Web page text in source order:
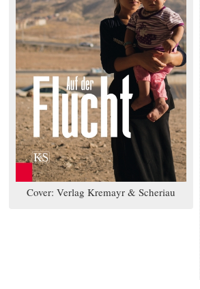
Cover: Verlag Kremayr & Scheriau